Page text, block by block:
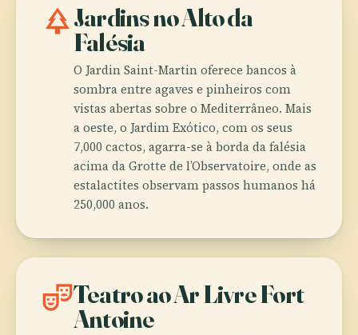
parkJardins no Alto da
Falésia
O Jardin Saint-Martin oferece bancos à
sombra entre agaves e pinheiros com
vistas abertas sobre o Mediterrâneo. Mais
a oeste, o Jardim Exótico, com os seus
7,000 cactos, agarra-se à borda da falésia
acima da Grotte de l’Observatoire, onde as
estalactites observam passos humanos há
250,000 anos.
theater_comedyTeatro ao Ar Livre Fort
Antoine